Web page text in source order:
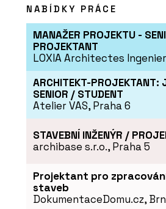
NABÍDKY PRÁCE
MANAŽER PROJEKTU -
PROJEKTANT
LOXIA Architectes
ARCHITEKT-PROJEKTANT:
SENIOR / STUDENT
Atelier VAS, Praha 6
STAVEBNÍ INŽENÝR /
archibase s.r.o., Praha 5
Projektant pro
staveb
DokumentaceDomu.cz,